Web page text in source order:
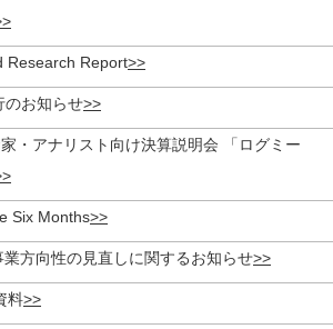
Research Report
のお知らせ
・アナリスト向け決算説明会 「ログミー
Six Months
方向性の見直しに関するお知らせ
料